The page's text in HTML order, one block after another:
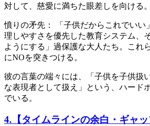
対して、慈愛に満ちた眼差しを向ける。
憤りの矛先： 「子供だからこれでいい
理しやすさを優先した教育システム、
ようにする」過保護な大人たち。これ
にNOを突きつける。
彼の言葉の端々には、「子供を子供扱
な表現者として扱え」という、ハード
でいる。
4.【タイムラインの余白・ギャッ